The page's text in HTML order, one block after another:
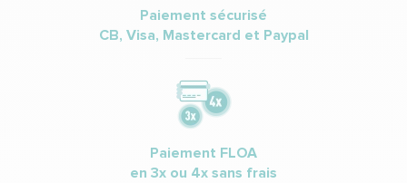
Paiement sécurisé
CB, Visa, Mastercard et Paypal
Paiement FLOA
en 3x ou 4x sans frais